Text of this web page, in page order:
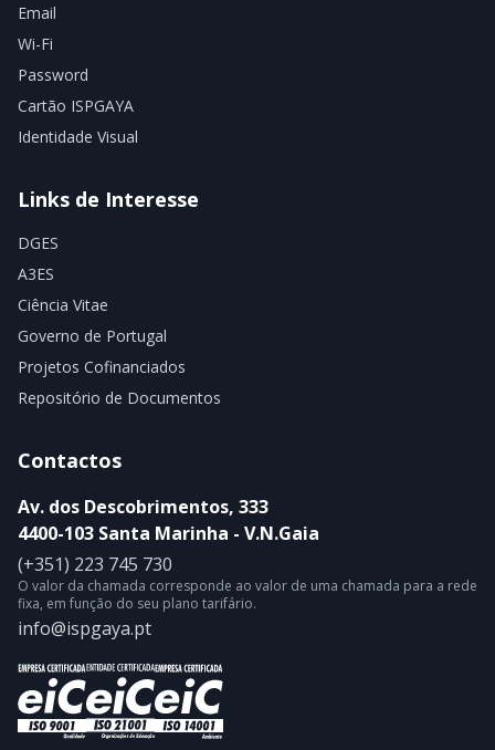
Email
Wi-Fi
Password
Cartão ISPGAYA
Identidade Visual
Links de Interesse
DGES
A3ES
Ciência Vitae
Governo de Portugal
Projetos Cofinanciados
Repositório de Documentos
Contactos
Av. dos Descobrimentos, 333
4400-103 Santa Marinha - V.N.Gaia
(+351) 223 745 730
O valor da chamada corresponde ao valor de uma chamada para a rede
fixa, em função do seu plano tarifário.
info@ispgaya.pt